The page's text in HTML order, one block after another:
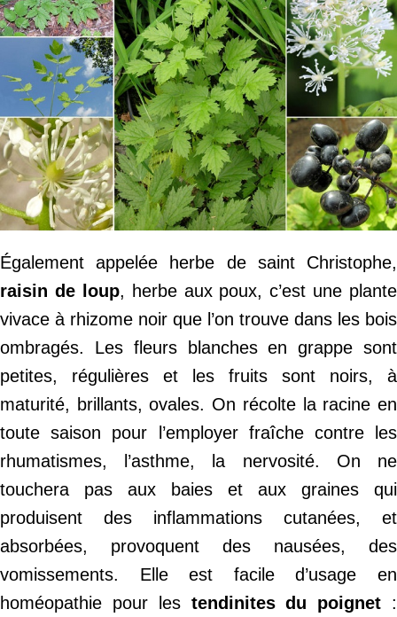
Également appelée herbe de saint Christophe,
raisin de loup, herbe aux poux, c’est une plante
vivace à rhizome noir que l’on trouve dans les bois
ombragés. Les fleurs blanches en grappe sont
petites, régulières et les fruits sont noirs, à
maturité, brillants, ovales. On récolte la racine en
toute saison pour l’employer fraîche contre les
rhumatismes, l’asthme, la nervosité. On ne
touchera pas aux baies et aux graines qui
produisent des inflammations cutanées, et
absorbées, provoquent des nausées, des
vomissements. Elle est facile d’usage en
homéopathie pour les tendinites du poignet :